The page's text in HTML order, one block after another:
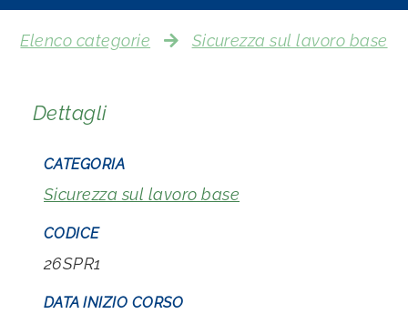
Elenco categorie Sicurezza sul lavoro base
Dettagli
CATEGORIA
Sicurezza sul lavoro base
CODICE
26SPR1
DATA INIZIO CORSO